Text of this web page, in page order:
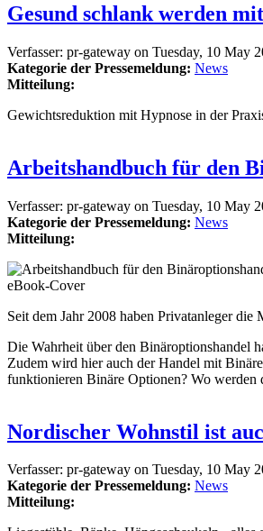
Gesund schlank werden
Verfasser: pr-gateway on Tuesday, 10 May
Kategorie der Pressemeldung: News
Mitteilung:
Gewichtsreduktion mit Hypnose in der
Arbeitshandbuch für den
Verfasser: pr-gateway on Tuesday, 10 May
Kategorie der Pressemeldung: News
Mitteilung:
eBook-Cover
Seit dem Jahr 2008 haben Privatanleger
Die Wahrheit über den Binäroptionshandel
Zudem wird hier auch der Handel mit
funktionieren Binäre Optionen? Wo werden
Nordischer Wohnstil ist
Verfasser: pr-gateway on Tuesday, 10 May
Kategorie der Pressemeldung: News
Mitteilung: